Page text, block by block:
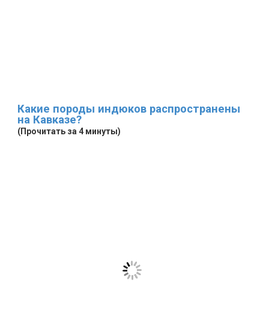
Какие породы индюков распространены
на Кавказе?
(Прочитать за 4 минуты)